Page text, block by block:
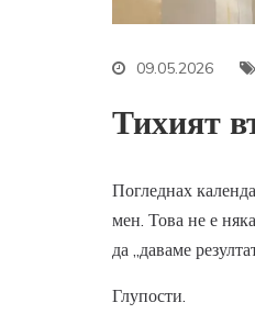
09.05.2026
Тихият
Погледнах
мен. Това не е
да „даваме
Глупости.